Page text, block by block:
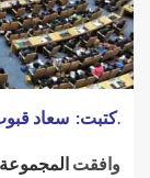
.كتبت: سعاد
وافقت المجموعة